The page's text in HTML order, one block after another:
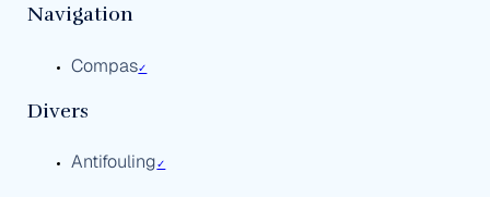
Navigation
Compas✓
Divers
Antifouling✓